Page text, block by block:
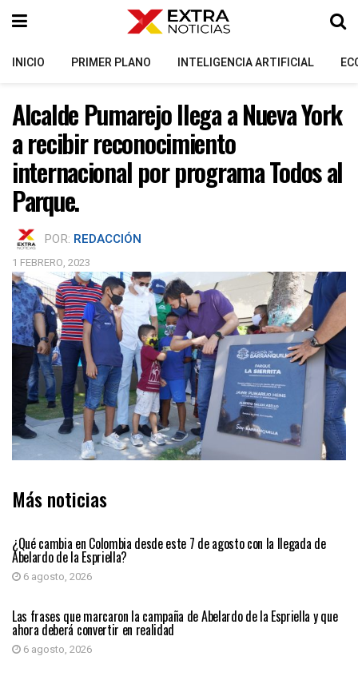
INICIO PRIMER PLANO INTELIGENCIA ARTIFICIAL
Alcalde Pumarejo llega a Nueva York
a recibir reconocimiento
internacional por programa Todos al
Parque.
POR: REDACCIÓN
1 FEBRERO, 2023
Más noticias
¿Qué cambia en Colombia desde este 7 de agosto con la llegada de
Abelardo de la Espriella?
6 agosto, 2026
PRIMER PLANO
Las frases que marcaron la campaña de Abelardo de la Espriella y que
ahora deberá convertir en realidad
6 agosto, 2026